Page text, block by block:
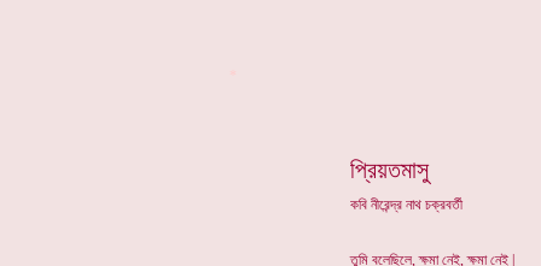
প্রিয়তমাসু
কবি নীরেন্দ্র নাথ চক্রবর্তী
তুমি বলেছিলে, ক্ষমা নেই, ক্ষমা নেই |